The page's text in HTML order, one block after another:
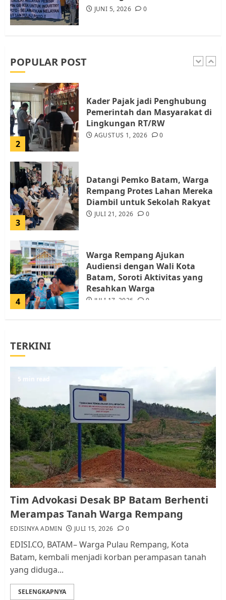
JUNI 5, 2026 0
POPULAR POST
1
2
Kader Pajak jadi Penghubung
Pemerintah dan Masyarakat di
Lingkungan RT/RW
AGUSTUS 1, 2026 0
3
Datangi Pemko Batam, Warga
Rempang Protes Lahan Mereka
Diambil untuk Sekolah Rakyat
JULI 21, 2026 0
4
Warga Rempang Ajukan
Audiensi dengan Wali Kota
Batam, Soroti Aktivitas yang
Resahkan Warga
JULI 17, 2026 0
5
1
Pemko Batam Tegaskan RT dan
RW bukan Petugas Pendataan
dan Pemungutan Pajak
AGUSTUS 1, 2026 0
Kader Pajak jadi Penghubung
Pemerintah dan Masyarakat di
Lingkungan RT/RW
AGUSTUS 1, 2026
TERKINI
5 min read
Tim Advokasi Desak BP Batam Berhenti
Merampas Tanah Warga Rempang
EDISINYA ADMIN JULI 15, 2026 0
EDISI.CO, BATAM– Warga Pulau Rempang, Kota
Batam, kembali menjadi korban perampasan tanah
yang diduga...
SELENGKAPNYA